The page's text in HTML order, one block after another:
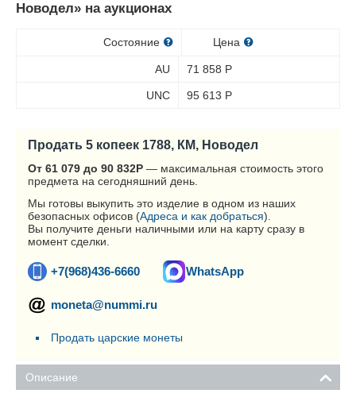
Новодел» на аукционах
Состояние Цена
AU 71 858 Р
UNC 95 613 Р
Продать 5 копеек 1788, КМ, Новодел
От 61 079 до 90 832Р — максимальная стоимость этого
предмета на сегодняшний день.
Мы готовы выкупить это изделие в одном из наших
безопасных офисов (Адреса и как добраться).
Вы получите деньги наличными или на карту сразу в
момент сделки.
+7(968)436-6660 WhatsApp
moneta@nummi.ru
Продать царские монеты
Описание